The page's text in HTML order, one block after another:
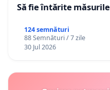
Să fie întărite
124 semnături
88 Semnături / 7 zile
30 Jul 2026